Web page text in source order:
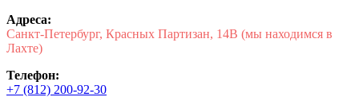
Адреса:
Санкт-Петербург, Красных Партизан, 14В (мы находимся в
Лахте)
Телефон:
+7 (812) 200-92-30